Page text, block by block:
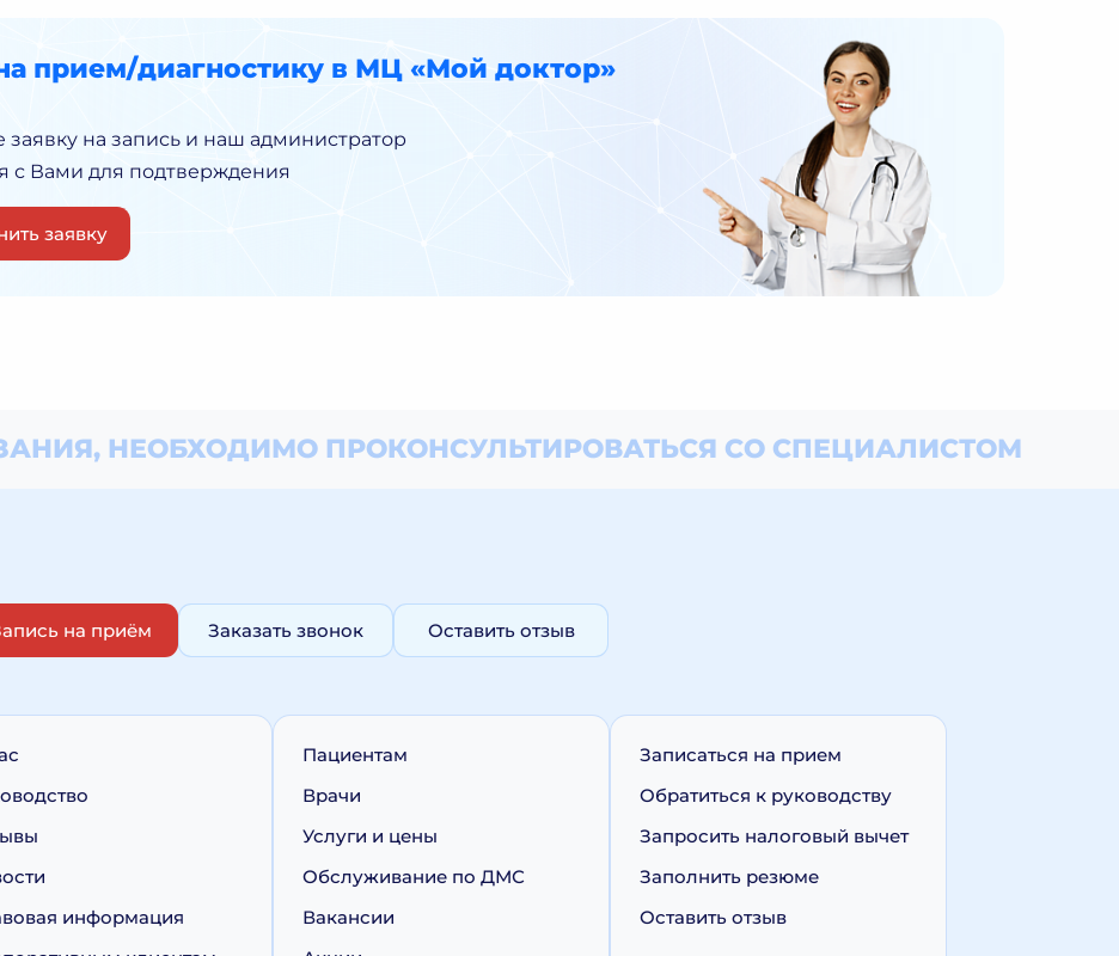
прием/диагностику в МЦ «Мой доктор»
заявку на запись и наш администратор
с Вами для подтверждения
заявку
НЕОБХОДИМОПРОКОНСУЛЬТИРОВАТЬСЯ СО СПЕЦИАЛИСТОМ
на приём Заказать звонок Оставить отзыв
информация
Пациентам
Врачи
Услуги и цены
Обслуживание по ДМС
Вакансии
Записаться на прием
Обратиться к руководству
Запросить налоговый вычет
Заполнить резюме
Оставить отзыв